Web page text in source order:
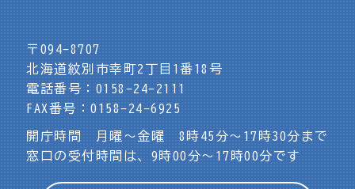
〒094-8707
北海道紋別市幸町2丁目1番18号
電話番号：0158-24-2111
FAX番号：0158-24-6925
開庁時間 月曜～金曜 8時45分～17時30分まで
窓口の受付時間は、9時00分～17時00分です